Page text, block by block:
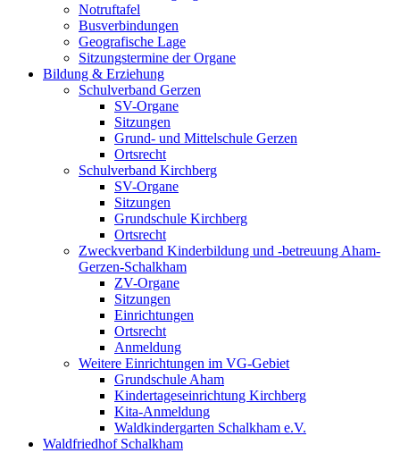
Notruftafel
Busverbindungen
Geografische Lage
Sitzungstermine der Organe
Bildung & Erziehung
Schulverband Gerzen
SV-Organe
Sitzungen
Grund- und Mittelschule Gerzen
Ortsrecht
Schulverband Kirchberg
SV-Organe
Sitzungen
Grundschule Kirchberg
Ortsrecht
Zweckverband Kinderbildung und -betreuung Aham-
Gerzen-Schalkham
ZV-Organe
Sitzungen
Einrichtungen
Ortsrecht
Anmeldung
Weitere Einrichtungen im VG-Gebiet
Grundschule Aham
Kindertageseinrichtung Kirchberg
Kita-Anmeldung
Waldkindergarten Schalkham e.V.
Waldfriedhof Schalkham